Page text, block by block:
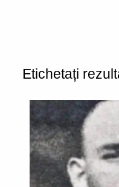
Etichetați